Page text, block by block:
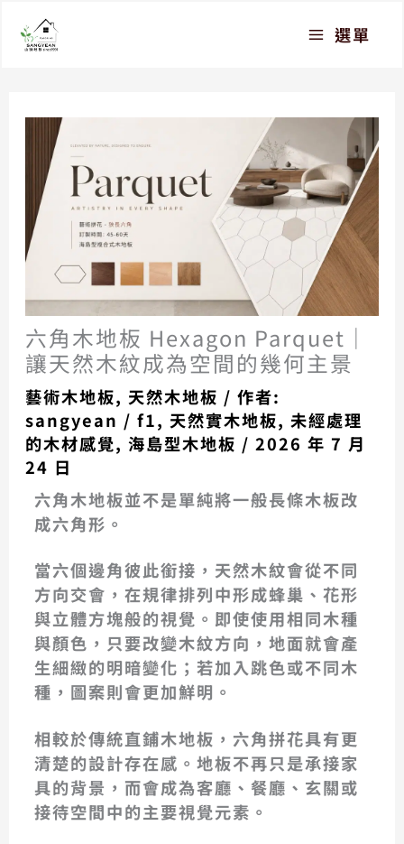
選單
六角木地板 Hexagon Parquet｜
讓天然木紋成為空間的幾何主景
藝術木地板, 天然木地板 / 作者:
sangyean /f1, 天然實木地板,未經處理
的木材感覺,海島型木地板 /2026 年 7 月
24 日
六角木地板並不是單純將一般長條木板改
成六角形。
當六個邊角彼此銜接，天然木紋會從不同
方向交會，在規律排列中形成蜂巢、花形
與立體方塊般的視覺。即使使用相同木種
與顏色，只要改變木紋方向，地面就會產
生細緻的明暗變化；若加入跳色或不同木
種，圖案則會更加鮮明。
相較於傳統直鋪木地板，六角拼花具有更
清楚的設計存在感。地板不再只是承接家
具的背景，而會成為客廳、餐廳、玄關或
接待空間中的主要視覺元素。